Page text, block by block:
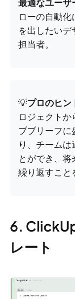
最適なユーザ
ローの自動
を出したい
担当者。
💡プロのヒン
ロジェクト
ブブリーフに
り、チーム
とができ、
繰り返すこと
6.
レート